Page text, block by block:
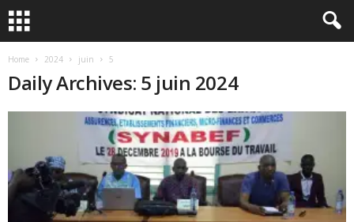
Home 2024 juin 5
Daily Archives: 5 juin 2024